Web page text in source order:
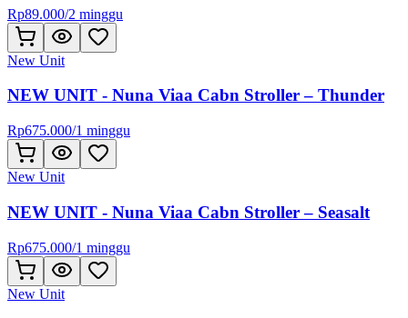
Rp89.000/2 minggu
New Unit
NEW UNIT - Nuna Viaa Cabn Stroller – Thunder
Rp675.000/1 minggu
New Unit
NEW UNIT - Nuna Viaa Cabn Stroller – Seasalt
Rp675.000/1 minggu
New Unit